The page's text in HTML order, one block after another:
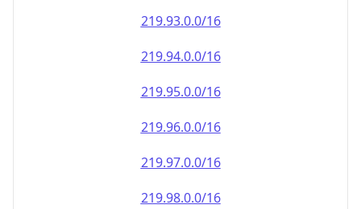
219.93.0.0/16
219.94.0.0/16
219.95.0.0/16
219.96.0.0/16
219.97.0.0/16
219.98.0.0/16